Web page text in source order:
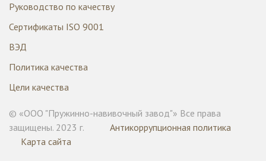
Руководство по качеству
Сертификаты ISO 9001
ВЭД
Политика качества
Цели качества
© «ООО "Пружинно-навивочный завод"» Все права
защищены. 2023 г.
Антикоррупционная политика
Карта сайта